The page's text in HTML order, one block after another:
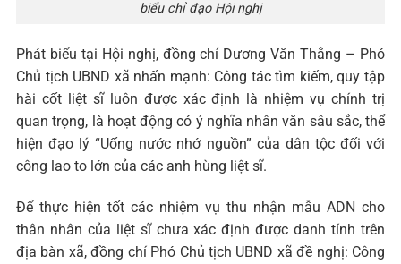
biểu chỉ đạo Hội nghị
Phát biểu tại Hội nghị, đồng chí Dương Văn Thắng – Phó
Chủ tịch UBND xã nhấn mạnh: Công tác tìm kiếm, quy tập
hài cốt liệt sĩ luôn được xác định là nhiệm vụ chính trị
quan trọng, là hoạt động có ý nghĩa nhân văn sâu sắc, thể
hiện đạo lý “Uống nước nhớ nguồn” của dân tộc đối với
công lao to lớn của các anh hùng liệt sĩ.
Để thực hiện tốt các nhiệm vụ thu nhận mẫu ADN cho
thân nhân của liệt sĩ chưa xác định được danh tính trên
địa bàn xã, đồng chí Phó Chủ tịch UBND xã đề nghị: Công